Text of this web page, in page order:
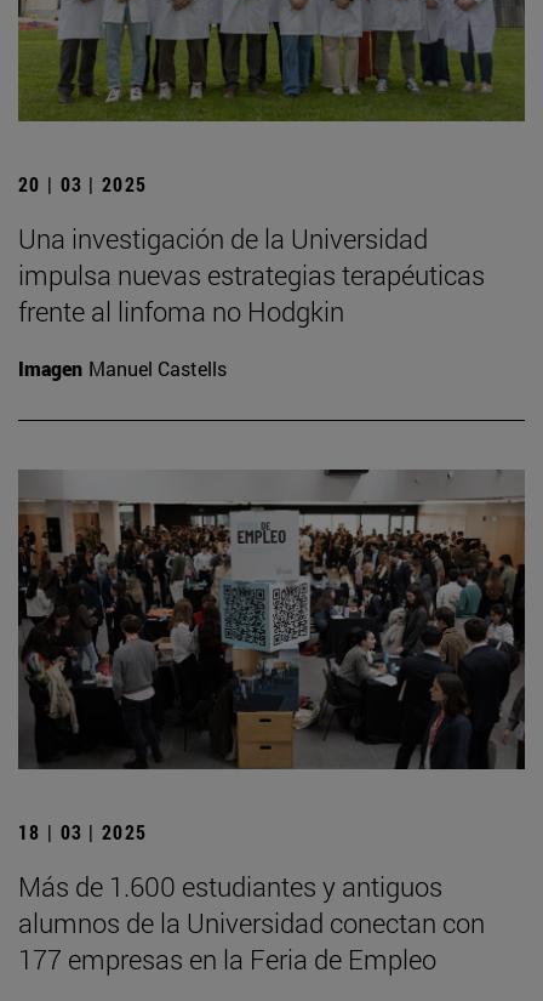
20 | 03 | 2025
Una investigación de la Universidad
impulsa nuevas estrategias terapéuticas
frente al linfoma no Hodgkin
Imagen Manuel Castells
18 | 03 | 2025
Más de 1.600 estudiantes y antiguos
alumnos de la Universidad conectan con
177 empresas en la Feria de Empleo